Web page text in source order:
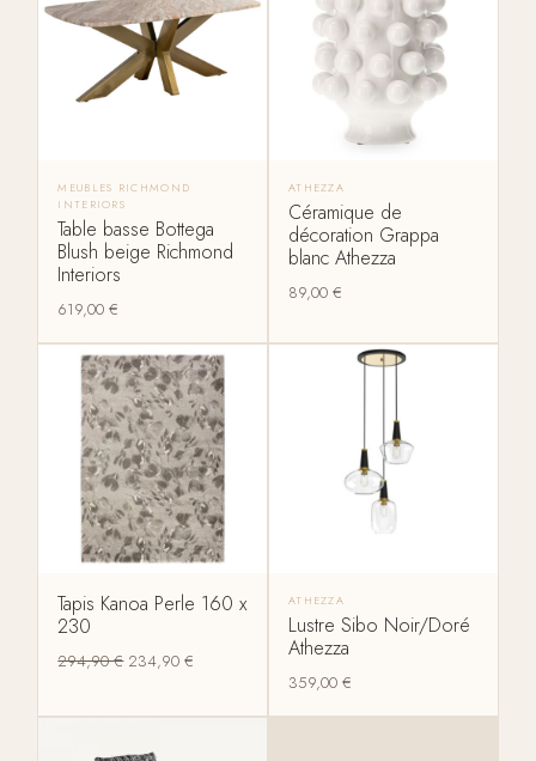
MEUBLES RICHMOND
INTERIORS
Table basse Bottega
Blush beige Richmond
Interiors
619,00€
ATHEZZA
Céramique de
décoration Grappa
blanc Athezza
89,00 €
Tapis Kanoa Perle 160 x
230
294,90€ 234,90€
ATHEZZA
Lustre Sibo Noir/Doré
Athezza
359,00 €